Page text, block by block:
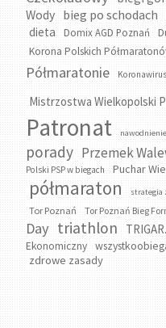
Wody bieg po schodach
dieta Domix AGD Poznań
Korona Polskich
Półmaratonie
Koronawirus
Mistrzostwa Wielkopolski
Patronat
nawodnienie
porady Przemek
Polski PSP w biegach
Puchar
półmaraton strategia
Tor Poznań Tor Poznań Bieg
Day triathlon
Ekonomiczny
zdrowe zasady